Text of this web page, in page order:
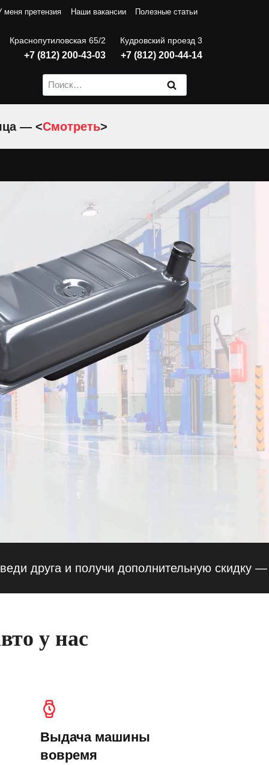
меня претензия Наши вакансии Полезные статьи
Краснопутиловская 65/2
+7 (812) 200-43-03
Кудровский проезд 3
+7 (812) 200-44-14
Найти:
— <Смотреть>
и получи дополнительную скидку — 10% ·
у нас
Выдача машины
вовремя